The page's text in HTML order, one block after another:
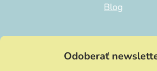
Blog
Odoberať